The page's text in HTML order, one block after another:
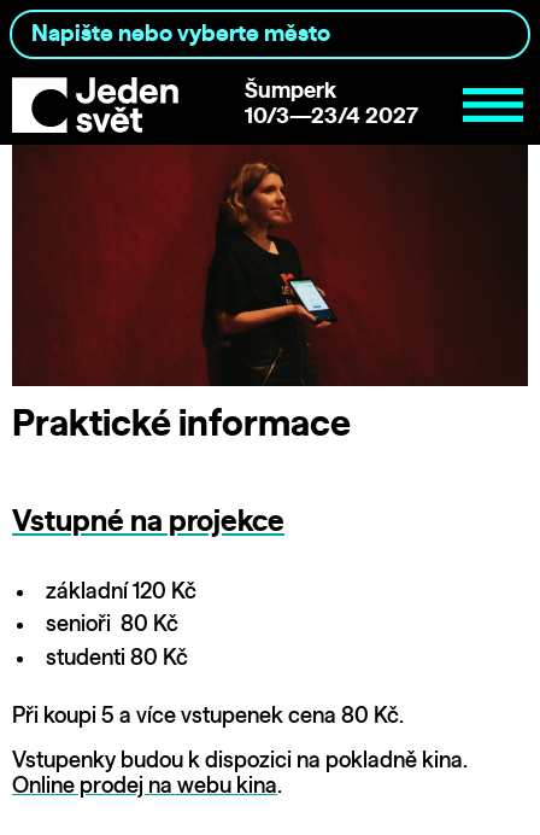
Šumperk
10/3—23/4 2027
Praktické informace
Vstupné na projekce
základní 120 Kč
senioři 80 Kč
studenti 80 Kč
Při koupi 5 a více vstupenek cena 80 Kč.
Vstupenky budou k dispozici na pokladně kina.
Online prodej na webu kina.